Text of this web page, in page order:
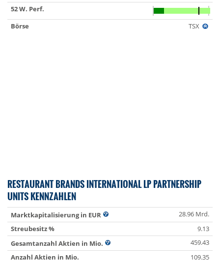
52 W. Perf.
Börse
TSX
RESTAURANT BRANDS INTERNATIONAL LP PARTNERSHIP
UNITS KENNZAHLEN
Marktkapitalisierung in EUR
28.96 Mrd.
Streubesitz %
9.13
Gesamtanzahl Aktien in Mio.
459.43
Anzahl Aktien in Mio.
109.35